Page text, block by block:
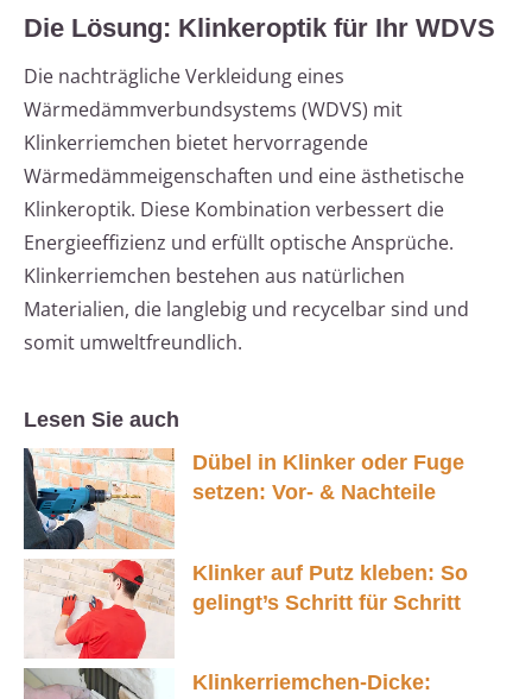
Die Lösung: Klinkeroptik für Ihr WDVS
Die nachträgliche Verkleidung eines
Wärmedämmverbundsystems (WDVS) mit
Klinkerriemchen bietet hervorragende
Wärmedämmeigenschaften und eine ästhetische
Klinkeroptik. Diese Kombination verbessert die
Energieeffizienz und erfüllt optische Ansprüche.
Klinkerriemchen bestehen aus natürlichen
Materialien, die langlebig und recycelbar sind und
somit umweltfreundlich.
Lesen Sie auch
Dübel in Klinker oder Fuge
setzen: Vor- & Nachteile
Klinker auf Putz kleben: So
gelingt’s Schritt für Schritt
Klinkerriemchen-Dicke: